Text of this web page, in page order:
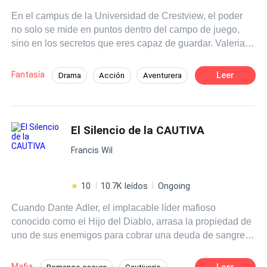
​En el campus de la Universidad de Crestview, el poder
no solo se mide en puntos dentro del campo de juego,
sino en los secretos que eres capaz de guardar. ​Valeria
estudiante becada, ha sobrevivido bajo el radar
vendiendo su intelecto a quienes tienen más dinero que
contraatacar. Lo que no esperaba era que su única salida
fuera pactar con el hombre más peligroso del campus. ​
Dante Valerius es el capitán invicto, el ídolo de masas
nadie ve al hombre que observa desde las sombras, al
estratega que controla cada movimiento en la
universidad. Dante tiene un plan, y Valeria es la pieza
que le faltaba.
Fantasía Drama Acción Aventurera
Amor Prohibido
Leer
El Silencio de la CAUTIVA
Francis Wil
10 10.7K leídos Ongoing
Cuando Dante Adler, el implacable líder mafioso
conocido como el Hijo del Diablo, arrasa la propiedad de
uno de sus enemigos para cobrar una deuda de sangre,
oscuros del sótano. Mucho menos a Ivanka Volkova, una